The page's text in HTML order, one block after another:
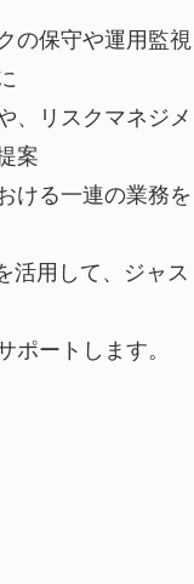
の保守や運用監
リスクマネジ
案
る一連の業務を
用して、ジャ
ートします。